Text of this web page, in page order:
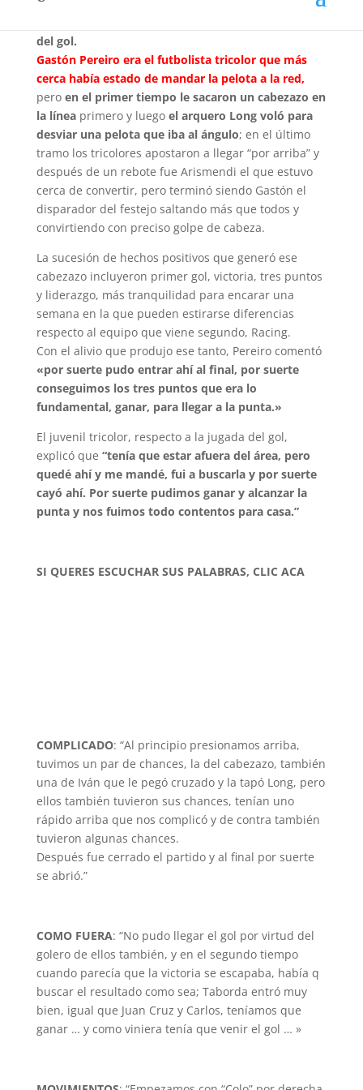
llegar sin que se rompiera el cero, porque
del gol.
Gastón Pereiro era el futbolista tricolor que más
cerca había estado de mandar la pelota a la red,
pero en el primer tiempo le sacaron un cabezazo en
la líneaprimero y luego el arquero Long voló para
desviar una pelota que iba al ángulo; en el último
tramo los tricolores apostaron a llegar “por arriba” y
después de un rebote fue Arismendi el que estuvo
cerca de convertir, pero terminó siendo Gastón el
disparador del festejo saltando más que todos y
convirtiendo con preciso golpe de cabeza.
La sucesión de hechos positivos que generó ese
cabezazo incluyeron primer gol, victoria, tres puntos
y liderazgo, más tranquilidad para encarar una
semana en la que pueden estirarse diferencias
respecto al equipo que viene segundo, Racing.
Con el alivio que produjo ese tanto, Pereiro comentó
«por suerte pudo entrar ahí al final, por suerte
conseguimos los tres puntos que era lo
fundamental, ganar, para llegar a la punta.»
El juvenil tricolor, respecto a la jugada del gol,
explicó que “tenía que estar afuera del área, pero
quedé ahí y me mandé, fui a buscarla y por suerte
cayó ahí. Por suerte pudimos ganar y alcanzar la
punta y nos fuimos todo contentos para casa.”
SI QUERES ESCUCHAR SUS PALABRAS, CLIC ACA
COMPLICADO: “Al principio presionamos arriba,
tuvimos un par de chances, la del cabezazo, también
una de Iván que le pegó cruzado y la tapó Long, pero
ellos también tuvieron sus chances, tenían uno
rápido arriba que nos complicó y de contra también
tuvieron algunas chances.
Después fue cerrado el partido y al final por suerte
se abrió.”
COMO FUERA: “No pudo llegar el gol por virtud del
golero de ellos también, y en el segundo tiempo
cuando parecía que la victoria se escapaba, había q
buscar el resultado como sea; Taborda entró muy
bien, igual que Juan Cruz y Carlos, teníamos que
ganar … y como viniera tenía que venir el gol … »